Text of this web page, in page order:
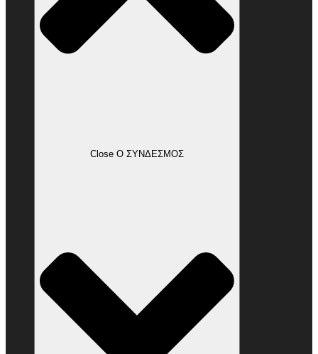
Close Ο ΣΥΝΔΕΣΜΟΣ